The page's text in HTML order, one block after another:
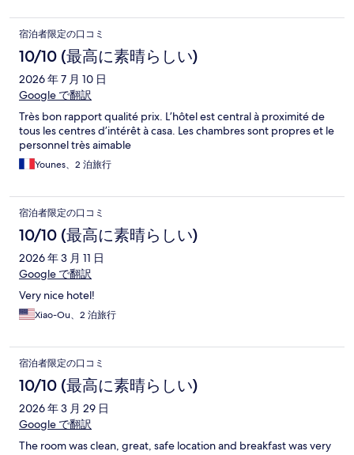
宿泊者限定の口コミ
10/10 (最高に素晴らしい)
2026 年 7 月 10 日
Google で翻訳
Très bon rapport qualité prix. L’hôtel est central à proximité de
tous les centres d’intérêt à casa. Les chambres sont propres et le
personnel très aimable
Younes、2 泊旅行
宿泊者限定の口コミ
10/10 (最高に素晴らしい)
2026 年 3 月 11 日
Google で翻訳
Very nice hotel!
Xiao-Ou、2 泊旅行
宿泊者限定の口コミ
10/10 (最高に素晴らしい)
2026 年 3 月 29 日
Google で翻訳
The room was clean, great, safe location and breakfast was very